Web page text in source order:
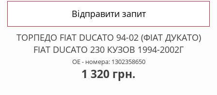
Відправити запит
ТОРПЕДО FIAT DUCATO 94-02 (ФІАТ ДУКАТО)
FIAT DUCATO 230 КУЗОВ 1994-2002Г
OE - номера: 1302358650
1 320 грн.